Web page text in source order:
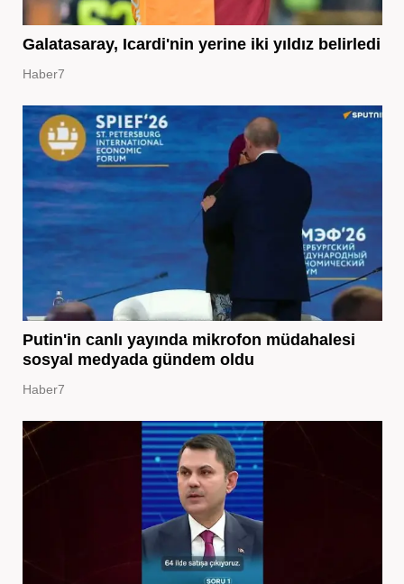
Galatasaray, Icardi'nin yerine iki yıldız belirledi
Haber7
Putin'in canlı yayında mikrofon müdahalesi
sosyal medyada gündem oldu
Haber7